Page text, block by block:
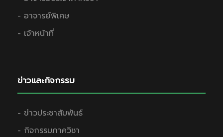
- อาจารย์พิเศษ
- เจ้าหน้าที่
ข่าวและกิจกรรม
- ข่าวประชาสัมพันธ์
- กิจกรรมภาควิชา